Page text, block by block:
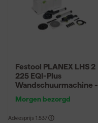
Festool PLANEX LHS 2
225 EQI-Plus
Wandschuurmachine -
Morgen bezorgd
Adviesprijs 1.537